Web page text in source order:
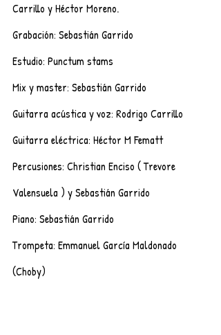
Carrillo y Héctor Moreno.
Grabación: Sebastián Garrido
Estudio: Punctum stams
Mix y master: Sebastián Garrido
Guitarra acústica y voz: Rodrigo Carrillo
Guitarra eléctrica: Héctor M Fematt
Percusiones: Christian Enciso ( Trevore
Valensuela ) y Sebastián Garrido
Piano: Sebastián Garrido
Trompeta: Emmanuel García Maldonado
(Choby)